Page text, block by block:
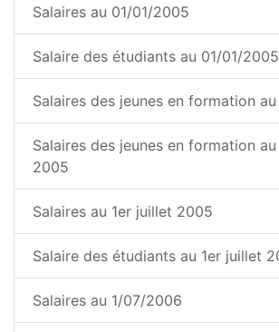
Salaires au 01/01/2005
Salaire des étudiants au 01/01/2005
Salaires des jeunes en formation
Salaires des jeunes en formation
2005
Salaires au 1er juillet 2005
Salaire des étudiants au 1er juillet
Salaires au 1/07/2006